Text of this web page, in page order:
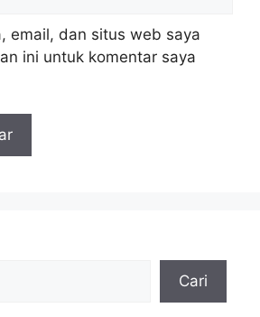
email, dan situs web saya
ini untuk komentar saya
Cari